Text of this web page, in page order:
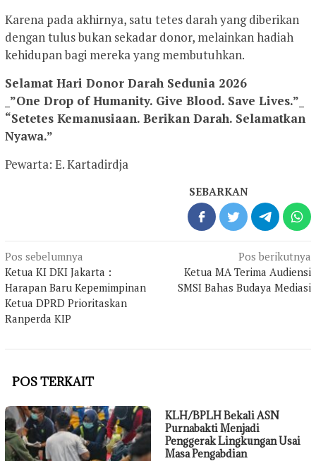
Karena pada akhirnya, satu tetes darah yang diberikan
dengan tulus bukan sekadar donor, melainkan hadiah
kehidupan bagi mereka yang membutuhkan.
Selamat Hari Donor Darah Sedunia 2026
_”One Drop of Humanity. Give Blood. Save Lives.”_
“Setetes Kemanusiaan. Berikan Darah. Selamatkan
Nyawa.”
Pewarta: E. Kartadirdja
SEBARKAN
Navigasi
pos
Pos sebelumnya
Ketua KI DKI Jakarta :
Harapan Baru Kepemimpinan
Ketua DPRD Prioritaskan
Ranperda KIP
Pos berikutnya
Ketua MA Terima Audiensi
SMSI Bahas Budaya Mediasi
POS TERKAIT
KLH/BPLH Bekali ASN
Purnabakti Menjadi
Penggerak Lingkungan Usai
Masa Pengabdian